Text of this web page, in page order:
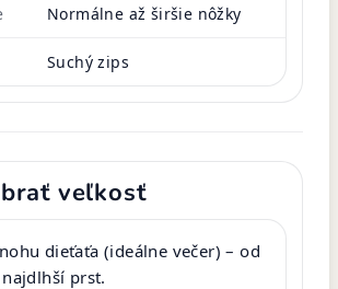
Normálne až širšie nôžky
Suchý zips
veľkosť
dieťaťa (ideálne večer) – od
prst.